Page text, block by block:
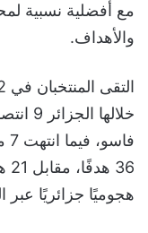
مع أفضلية نسبية
والأهداف.
هجوميًا جزائريًا عبر